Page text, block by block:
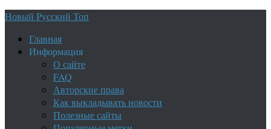
Новый Русский Топ
Главная
Информация
О сайте
FAQ
Авторские права
Как выкладывать новости
Полезные сайты